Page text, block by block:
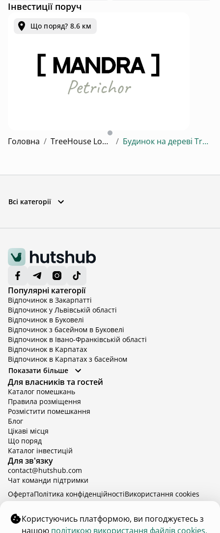
Інвестиції поруч
Що поряд? 8.6 км
Головна / TreeHouse Lodge будинок на дереві 🪾 / Будинок на дереві TreeHouse Lodge будинок на дереві
Всі категорії
Популярні категорії
Відпочинок в Закарпатті
Відпочинок у Львівській області
Відпочинок в Буковелі
Відпочинок з басейном в Буковелі
Відпочинок в Івано-Франківській області
Відпочинок в Карпатах
Відпочинок в Карпатах з басейном
Відпочинок в Київській області
Відпочинок в Київській області з басейном
Відпочинок в Тернопільській області
Відпочинок у Вінницькій області
Відпочинок в Яремче
Відпочинок у Львівській області з басейном
Відпочинок з басейном в Тернопільській області
Показати більше
Для власників та гостей
Каталог помешкань
Правила розміщення
Розмістити помешкання
Блог
Цікаві місця
Що поряд
Каталог інвестицій
Для зв'язку
contact@hutshub.com
Чат команди підтримки
hutshub | ©2026
ОфертаПолітика конфіденційностіBикористання cookies
Користуючись платформою, ви погоджуєтесь з
нашою політикою використання файлів cookies.